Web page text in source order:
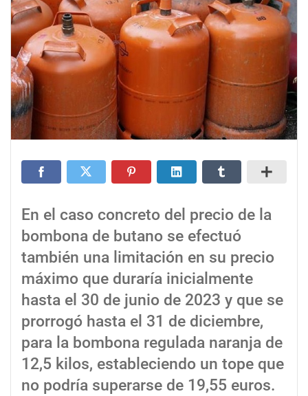
En el caso concreto del precio de la
bombona de butano se efectuó
también una limitación en su precio
máximo que duraría inicialmente
hasta el 30 de junio de 2023 y que se
prorrogó hasta el 31 de diciembre,
para la bombona regulada naranja de
12,5 kilos, estableciendo un tope que
no podría superarse de 19,55 euros.